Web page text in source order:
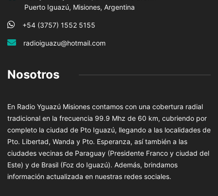
Puerto Iguazú, Misiones, Argentina
+54 (3757) 1552 5155
radioiguazu@hotmail.com
Nosotros
En Radio Yguazú Misiones contamos con una cobertura radial
tradicional en la frecuencia 99.9 Mhz de 60 km, cubriendo por
completo la ciudad de Pto Iguazú, llegando a las localidades de
Pto. Libertad, Wanda y Pto. Esperanza, así también a las
ciudades vecinas de Paraguay (Presidente Franco y ciudad del
Este) y de Brasil (Foz do Iguazú). Además, brindamos
información actualizada en nuestras redes sociales.